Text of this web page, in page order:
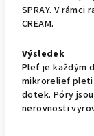
SPRAY. V rámci
CREAM.
Výsledek
Pleť je každým
mikrorelief pleti
dotek. Póry
nerovnosti